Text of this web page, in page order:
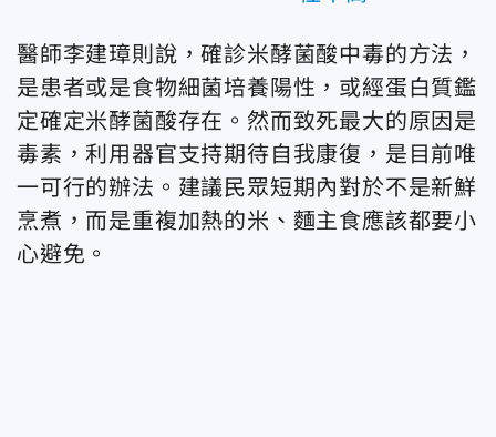
醫師李建璋則說，確診米酵菌酸中毒的方法，
是患者或是食物細菌培養陽性，或經蛋白質鑑
定確定米酵菌酸存在。然而致死最大的原因是
毒素，利用器官支持期待自我康復，是目前唯
一可行的辦法。建議民眾短期內對於不是新鮮
烹煮，而是重複加熱的米、麵主食應該都要小
心避免。